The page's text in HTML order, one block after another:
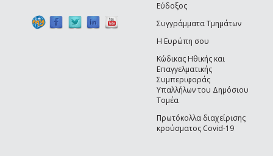
Εύδοξος
Συγγράμματα Τμημάτων
Η Ευρώπη σου
Κώδικας Ηθικής και
Επαγγελματικής
Συμπεριφοράς
Υπαλλήλων του Δημόσιου
Τομέα
Πρωτόκολλα διαχείρισης
κρούσματος Covid-19